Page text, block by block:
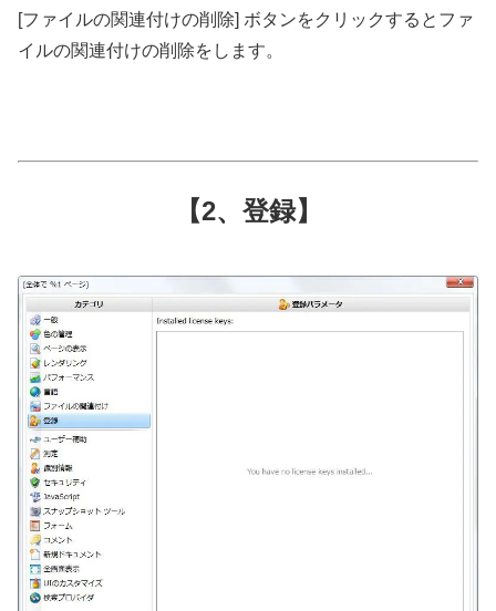
[ファイルの関連付けの削除] ボタンをクリックするとファ
イルの関連付けの削除をします。
【2、登録】